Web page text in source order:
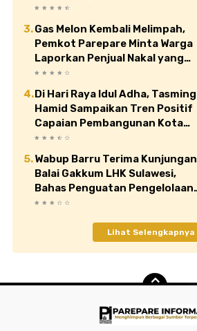
Gas Melon Kembali Melimpah,
Pemkot Parepare Minta Warga
Laporkan Penjual Nakal yang
Jual di Atas HET
Di Hari Raya Idul Adha, Tasming
Hamid Sampaikan Tren Positif
Capaian Pembangunan Kota
Parepare
Wabup Barru Terima Kunjungan
Balai Gakkum LHK Sulawesi,
Bahas Penguatan Pengelolaan
Sampah
Lihat Selengkapnya